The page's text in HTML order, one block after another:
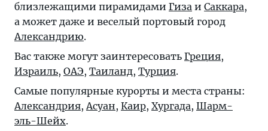
близлежащими пирамидами Гиза и Саккара,
а может даже и веселый портовый город
Александрию.
Вас также могут заинтересовать Греция,
Израиль, ОАЭ, Таиланд, Турция.
Самые популярные курорты и места страны:
Александрия,Асуан, Каир, Хургада, Шарм-
эль-Шейх.